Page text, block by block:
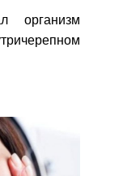
организм